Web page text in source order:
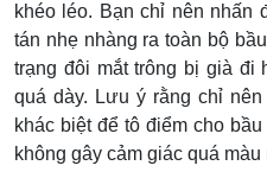
khéo léo. Bạn chỉ nên nhấn
tán nhẹ nhàng ra toàn bộ
trạng đôi mắt trông bị già đi
quá dày. Lưu ý rằng chỉ
khác biệt để tô điểm cho
không gây cảm giác quá màu